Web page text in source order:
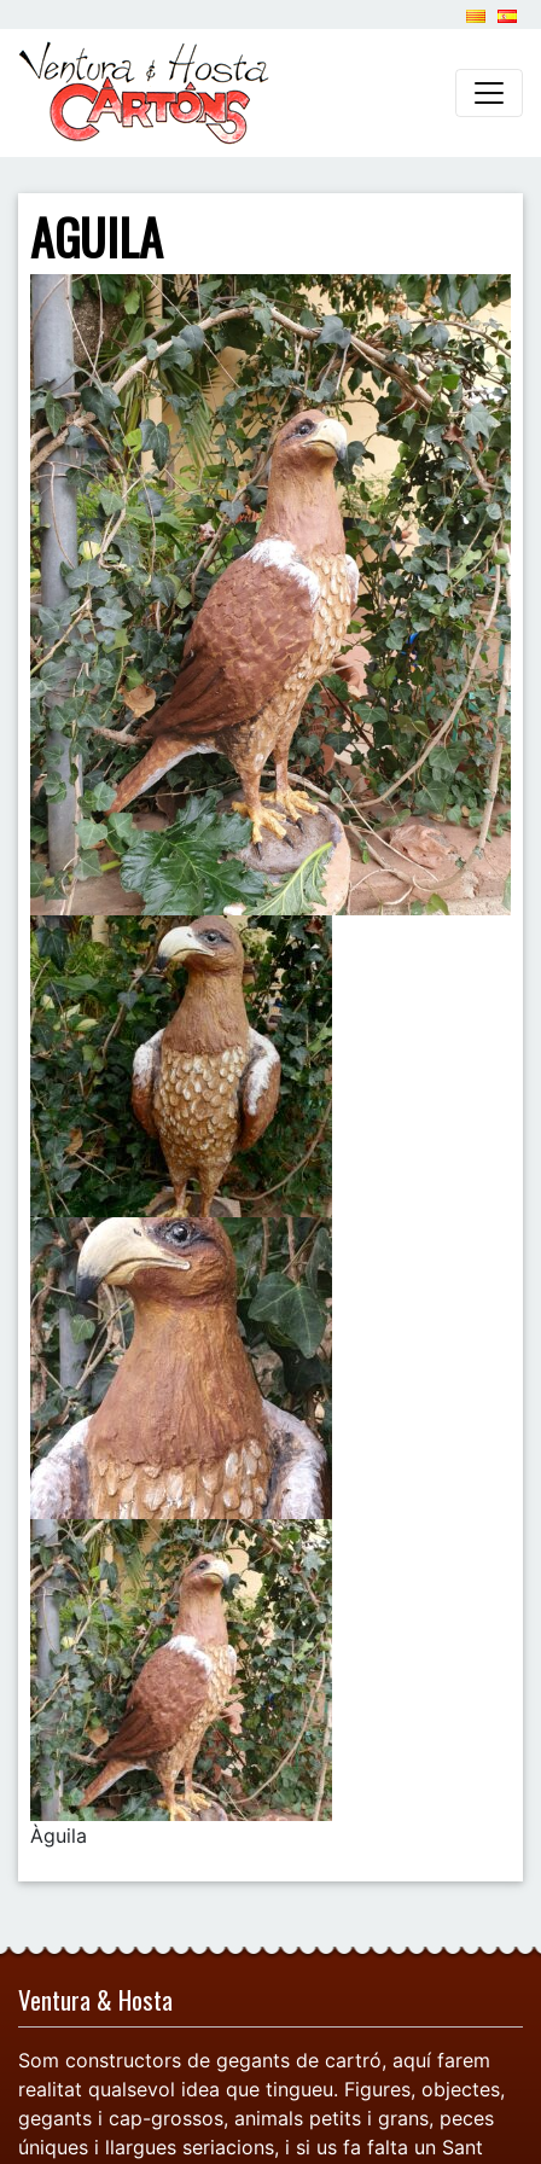
AGUILA
Àguila
Ventura & Hosta
Som constructors de gegants de cartró, aquí farem
realitat qualsevol idea que tingueu. Figures, objectes,
gegants i cap-grossos, animals petits i grans, peces
úniques i llargues seriacions, i si us fa falta un Sant